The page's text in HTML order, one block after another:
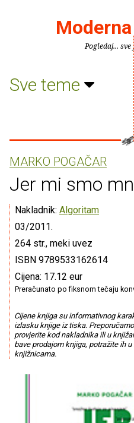
Pogledaj... sve
Sve teme
MARKO POGAČAR
Jer mi smo
Nakladnik: Algoritam
03/2011.
264 str., meki uvez
ISBN 9789533162614
Cijena: 17.12 eur
Preračunato po fiksnom tečaju
Cijene knjiga su informativnog
izlasku knjige iz tiska.
provjerite kod nakladnika ili u
bave prodajom knjiga, potražite ih
knjižnicama.